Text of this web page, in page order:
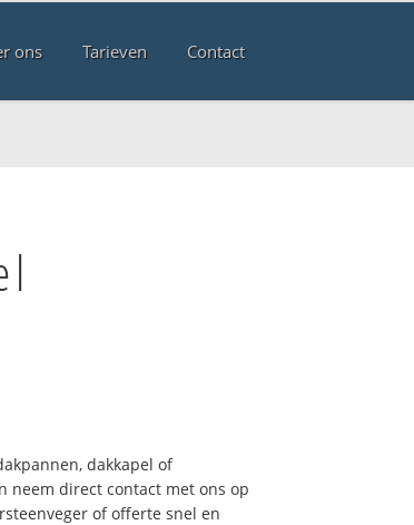
ons Tarieven Contact
dakkapel of
neem direct contact met ons op
of offerte snel en